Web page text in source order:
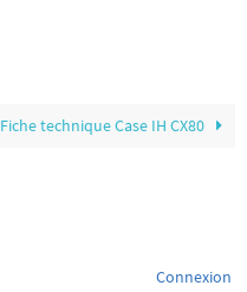
Fiche technique Case IH CX80
Connexion